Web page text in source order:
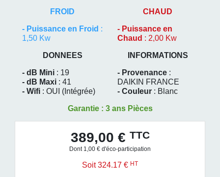
FROID
- Puissance en Froid :
1,50 Kw
CHAUD
- Puissance en
Chaud : 2,00 Kw
DONNEES
- dB Mini : 19
- dB Maxi : 41
- Wifi : OUI (Intégrée)
INFORMATIONS
- Provenance :
DAIKIN FRANCE
- Couleur : Blanc
Garantie : 3 ans Pièces
389,00 € TTC
Dont 1,00 € d'éco-participation
Soit 324.17 € HT